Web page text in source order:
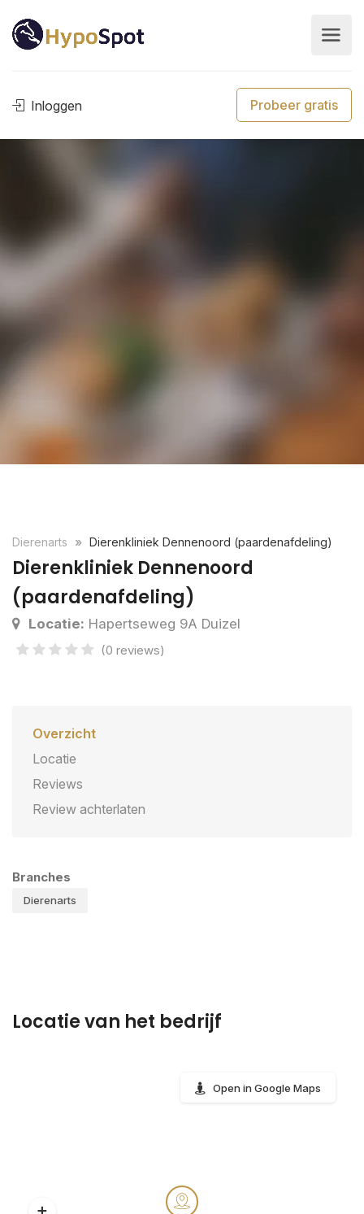
Inloggen Probeer gratis
Dierenarts Dierenkliniek Dennenoord (paardenafdeling)
Dierenkliniek Dennenoord
(paardenafdeling)
Locatie: Hapertseweg 9A Duizel
(0 reviews)
Overzicht
Locatie
Reviews
Review achterlaten
Branches
Dierenarts
Locatie van het bedrijf
Open in Google Maps